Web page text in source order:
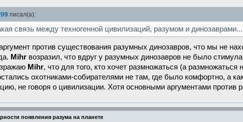
писал(а):
связь между техногенной цивилизаций, разумом и динозаврами...
против существования разумных динозавров, что мы не
Mihr возразил, что вдруг у разумных динозавров не было
Mihr, что для того, кто хочет размножаться (а
охотниками-собирателями не там, где было комфортно, а
не говоря о цивилизации. Хотя основными аргументами против
появления разума на планете